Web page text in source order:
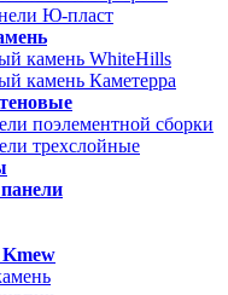
Ю-пласт
камень WhiteHills
камень Каметерра
поэлементной сборки
трехслойные